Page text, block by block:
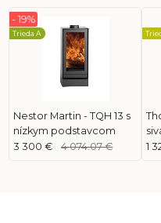
Nestor Martin - TQH 13 s
nízkym podstavcom
Trieda A
- 19%
3 300 € 4 074.07 € 1